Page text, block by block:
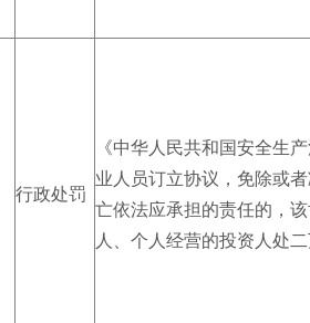
行政处罚
《中华人民共和国安全生
业人员订立协议，免除或
亡依法应承担的责任的，
人、个人经营的投资人处